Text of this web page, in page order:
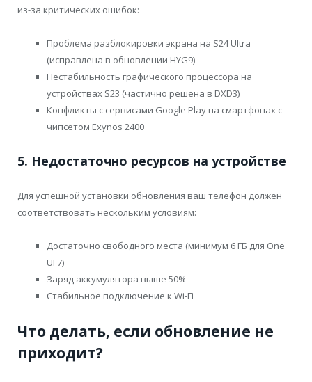
из-за критических ошибок:
Проблема разблокировки экрана на S24 Ultra
(исправлена в обновлении HYG9)
Нестабильность графического процессора на
устройствах S23 (частично решена в DXD3)
Конфликты с сервисами Google Play на смартфонах с
чипсетом Exynos 2400
5. Недостаточно ресурсов на устройстве
Для успешной установки обновления ваш телефон должен
соответствовать нескольким условиям:
Достаточно свободного места (минимум 6 ГБ для One
UI 7)
Заряд аккумулятора выше 50%
Стабильное подключение к Wi-Fi
Что делать, если обновление не
приходит?